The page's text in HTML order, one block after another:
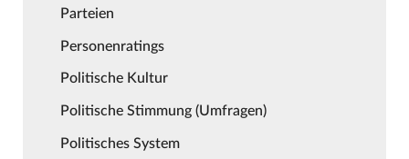
Parteien
Personenratings
Politische Kultur
Politische Stimmung (Umfragen)
Politisches System